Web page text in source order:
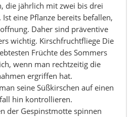
die jährlich mit zwei bis drei
eine Pflanze bereits befallen,
Daher sind präventive
wichtig. Kirschfruchtfliege Die
Früchte des Sommers
wenn man rechtzeitig die
ergriffen hat.
seine Süßkirschen auf einen
hin kontrollieren.
der Gespinstmotte spinnen